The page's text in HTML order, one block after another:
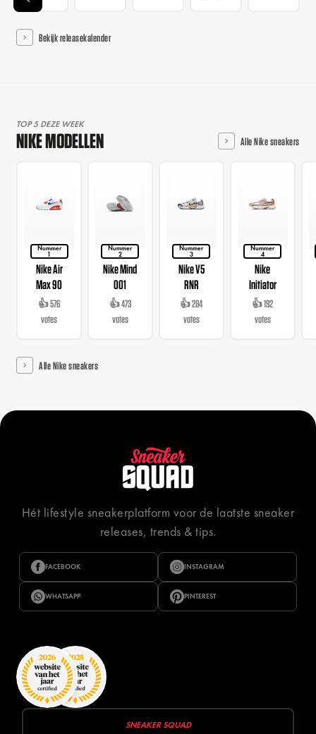
Bekijk releasekalender
TOP 5 DEZE WEEK
NIKE MODELLEN Alle Nike sneakers
Nummer
1
Nike Air
Max 90
👍 576
votes
Nummer
2
Nike Mind
001
👍 473
votes
Nummer
3
Nike V5
RNR
👍 284
votes
Nummer
4
Nike
Initiator
👍 192
votes
Alle Nike sneakers
Hét lifestyle sneakerplatform voor de laatste sneaker
releases, trends & tips.
FACEBOOK INSTAGRAM
WHATSAPP PINTEREST
SNEAKER SQUAD